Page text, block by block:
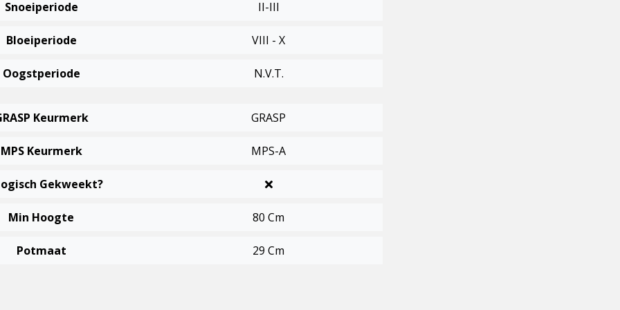
Snoeiperiode II-III
Bloeiperiode VIII - X
Oogstperiode N.v.t.
Keurmerk GRASP
MPS Keurmerk MPS-A
Gekweekt?
Min Hoogte 80 Cm
Potmaat 29 Cm